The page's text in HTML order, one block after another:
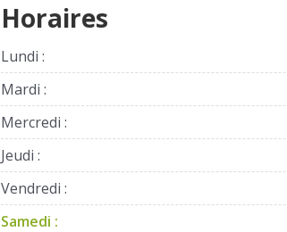
Horaires
Lundi :
Mardi :
Mercredi :
Jeudi :
Vendredi :
Samedi :